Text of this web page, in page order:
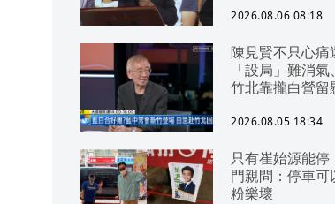
2026.08.06 08:18
陳見賢不只心痛
「設局」難消
竹北靠攏白營留
2026.08.05 18:34
只有崔始源能
門親問：停車
粉樂壞